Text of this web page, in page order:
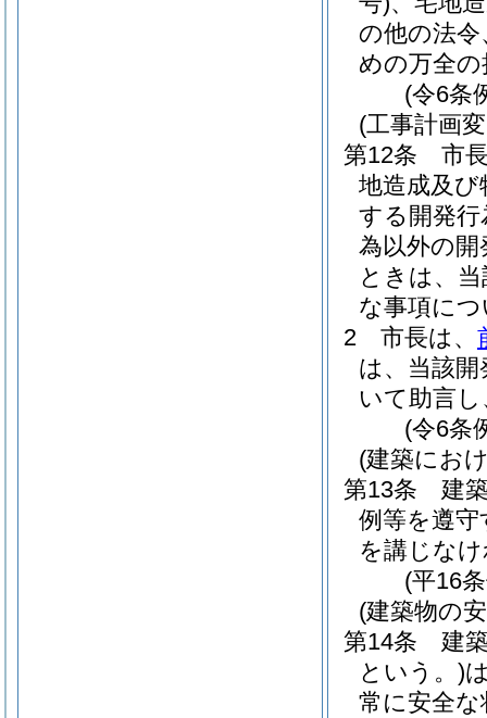
の他の法
めの万全
(令6条
(工事計画
第12条
市
地造成及び
する開発
為以外の
ときは、
な事項に
2
市長は、
は、当該
いて助言
(令6条
(建築にお
第13条
建
例等を遵
を講じな
(平16
(建築物の
第14条
建
という。)
常に安全